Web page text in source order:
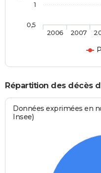
2006 2007
0,5
1
Répartition des décès
Données exprimées en
Insee)